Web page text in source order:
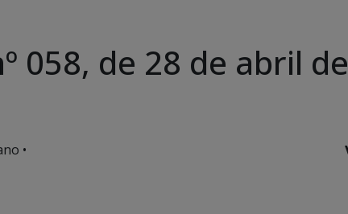
058, de 28 de abril
•